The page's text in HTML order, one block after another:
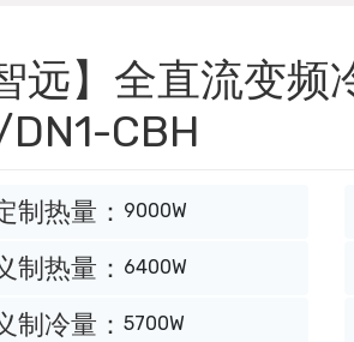
远】全直流变
CBH
制热量： 9000W
制热量： 6400W
制冷量： 5700W